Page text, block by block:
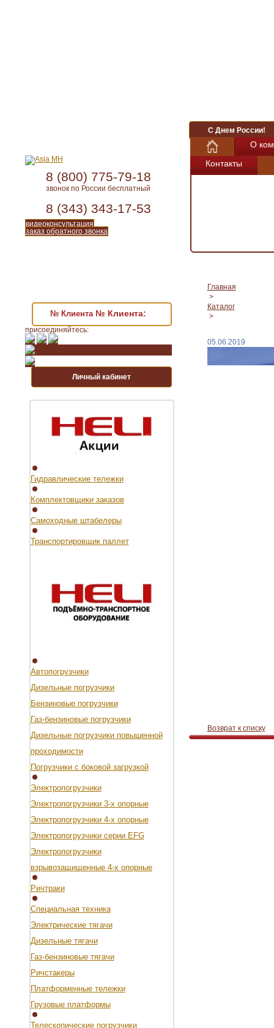
8 (800) 775-79-18
звонок по России бесплатный
8 (343) 343-17-53
видеоконсультация
заказ обратного звонка
№ Клиента № Клиента:
присоединяйтесь:
Личный кабинет
Гидравлические тележки
Комплектовщики заказов
Самоходные штабелеры
Транспортировщик паллет
Автопогрузчики
Дизельные погрузчики
Бензиновые погрузчики
Газ-бензиновые погрузчики
Дизельные погрузчики повышенной
проходимости
Погрузчики с боковой загрузкой
Электропогрузчики
Электропогрузчики 3-х опорные
Электропогрузчики 4-х опорные
Электропогрузчики серии EFG
Электропогрузчики
взрывозащищенные 4-х опорные
Ричтраки
Специальная техника
Электрические тягачи
Дизельные тягачи
Газ-бензиновые тягачи
Ричстакеры
Платформенные тележки
Грузовые платформы
Телескопические погрузчики
О
Контакты
Главная
>
Каталог
>
С Днем России!
05.06.2019
Возврат к списку